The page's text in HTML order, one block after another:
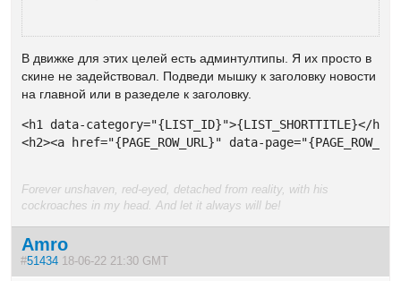
В движке для этих целей есть админтултипы. Я их просто в
скине не задействовал. Подведи мышку к заголовку новости
на главной или в разеделе к заголовку.
<h1 data-category="{LIST_ID}">{LIST_SHORTTITLE}</h1>
<h2><a href="{PAGE_ROW_URL}" data-
Forever unshaven, red-eyed, detached from reality, with his
cockroaches in my head. And let it always will be!
Amro
#51434 18-06-22 21:30 GMT